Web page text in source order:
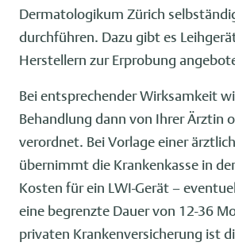
Dermatologikum Zürich
durchführen. Dazu gibt es
Herstellern zur Erprobung
Bei entsprechender Wirksamkeit
Behandlung dann von Ihrer Ärztin
verordnet. Bei Vorlage einer
übernimmt die Krankenkasse in
Kosten für ein LWI-Gerät –
eine begrenzte Dauer von 12-36
privaten Krankenversicherung ist